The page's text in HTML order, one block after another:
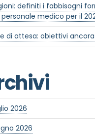
definiti i fabbisogni
medico per il
di attesa: obiettivi
2026
2026